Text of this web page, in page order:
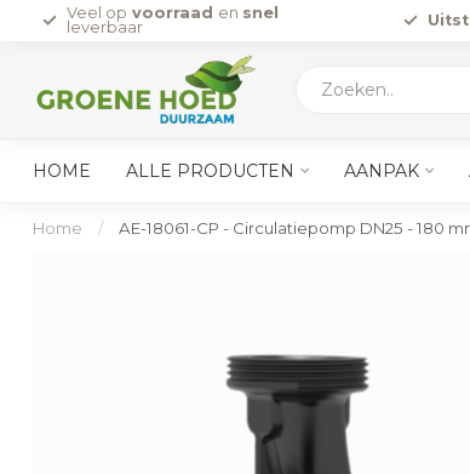
Veel op voorraad en snel
leverbaar
HOME ALLE PRODUCTEN AANPAK
Home / AE-18061-CP - Circulatiepomp DN25 - 180